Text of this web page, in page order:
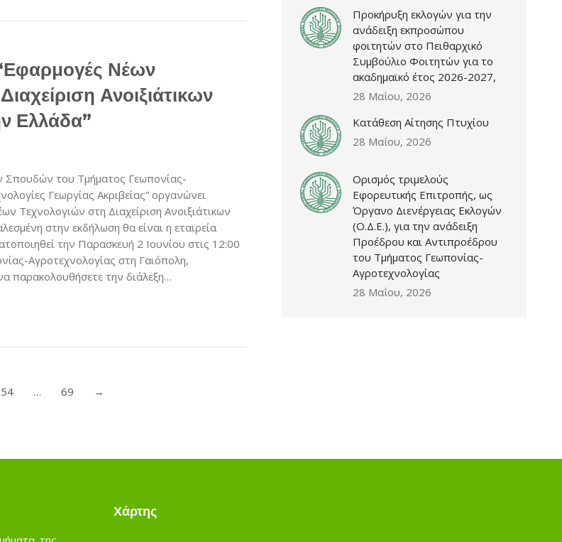
Νέων
Ανοιξιάτικων
Ελλάδα”
του Τμήματος Γεωπονίας-
Γεωργίας Ακριβείας” οργανώνει
Τεχνολογιών στη Διαχείριση Ανοιξιάτικων
στην εκδήλωση θα είναι η εταιρεία
την Παρασκευή 2 Ιουνίου στις 12:00
Αγροτεχνολογίας στη Γαιόπολη,
παρακολουθήσετε την διάλεξη…
54 … 69 →
Προκήρυξη εκλογών για την
ανάδειξη εκπροσώπου
φοιτητών στο Πειθαρχικό
Συμβούλιο Φοιτητών για το
ακαδημαϊκό έτος 2026-2027,
28 Μαΐου, 2026
Κατάθεση Αίτησης Πτυχίου
28 Μαΐου, 2026
Ορισμός τριμελούς
Εφορευτικής Επιτροπής, ως
Όργανο Διενέργειας Εκλογών
(Ο.Δ.Ε.), για την ανάδειξη
Προέδρου και Αντιπροέδρου
του Τμήματος Γεωπονίας-
Αγροτεχνολογίας
28 Μαΐου, 2026
Χάρτης